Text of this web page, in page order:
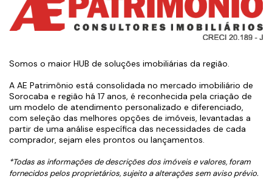
Somos o maior HUB de soluções imobiliárias da região.
A AE Patrimônio está consolidada no mercado imobiliário de
Sorocaba e região há 17 anos, é reconhecida pela criação de
um modelo de atendimento personalizado e diferenciado,
com seleção das melhores opções de imóveis, levantadas a
partir de uma análise específica das necessidades de cada
comprador, sejam eles prontos ou lançamentos.
*Todas as informações de descrições dos imóveis e valores, foram
fornecidos pelos proprietários, sujeito a alterações sem aviso prévio.